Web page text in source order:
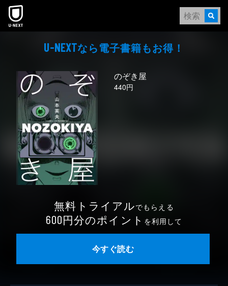
本文へスキップ
U-NEXTなら電⼦書籍もお得！
のぞき屋
440円
無料トライアルでもらえる
600円分のポイント を利用して
今すぐ読む